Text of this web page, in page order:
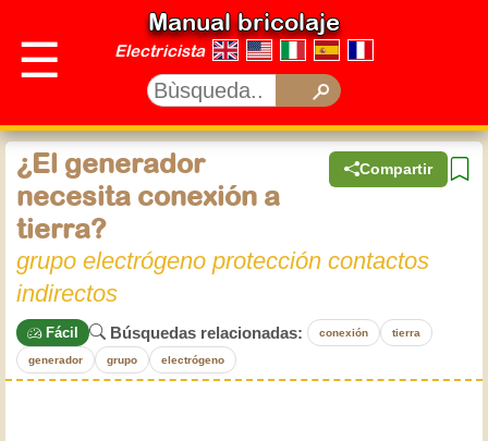
☰
Manual bricolaje
Electricista
Compartir
¿El generador
necesita conexión a
tierra?
grupo electrógeno protección contactos
indirectos
Fácil Búsquedas relacionadas: conexión tierra
generador grupo electrógeno